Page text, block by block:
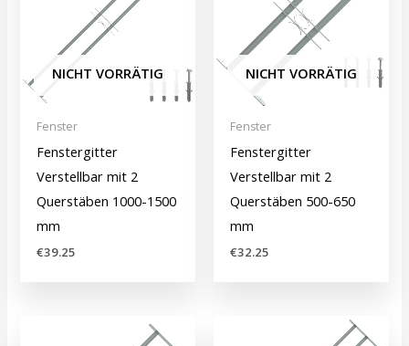
NICHT VORRÄTIG
Fenster
Fenstergitter
Verstellbar mit 2
Querstäben 1000-1500
mm
€39.25
NICHT VORRÄTIG
Fenster
Fenstergitter
Verstellbar mit 2
Querstäben 500-650
mm
€32.25